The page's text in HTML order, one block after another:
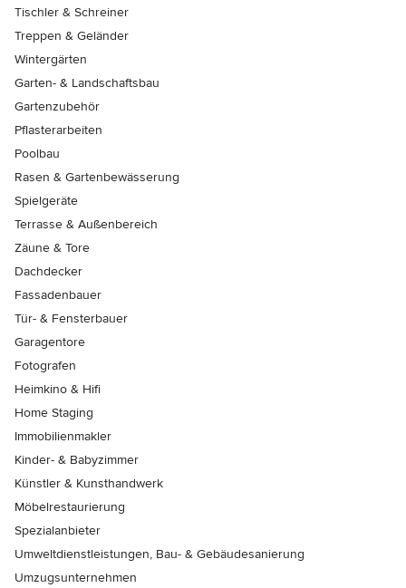
Tischler & Schreiner
Treppen & Geländer
Wintergärten
Garten- & Landschaftsbau
Gartenzubehör
Pflasterarbeiten
Poolbau
Rasen & Gartenbewässerung
Spielgeräte
Terrasse & Außenbereich
Zäune & Tore
Dachdecker
Fassadenbauer
Tür- & Fensterbauer
Garagentore
Fotografen
Heimkino & Hifi
Home Staging
Immobilienmakler
Kinder- & Babyzimmer
Künstler & Kunsthandwerk
Möbelrestaurierung
Spezialanbieter
Umweltdienstleistungen, Bau- & Gebäudesanierung
Umzugsunternehmen